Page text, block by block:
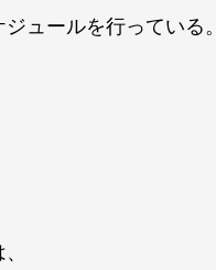
ュールを行っている。